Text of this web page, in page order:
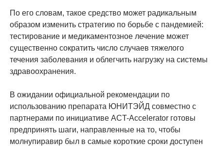
По его словам, такое средство может радикальным
образом изменить стратегию по борьбе с пандемией:
тестирование и медикаментозное лечение может
существенно сократить число случаев тяжелого
течения заболевания и облегчить нагрузку на системы
здравоохранения.
В ожидании официальной рекомендации по
использованию препарата ЮНИТЭЙД совместно с
партнерами по инициативе ACT-Accelerator готовы
предпринять шаги, направленные на то, чтобы
молнупиравир был в самые короткие сроки доступен